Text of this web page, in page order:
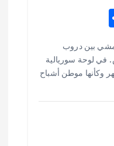
S
ar
e
بين دروب
. في لوحة سوريالية
وكأنها موطن أشباح